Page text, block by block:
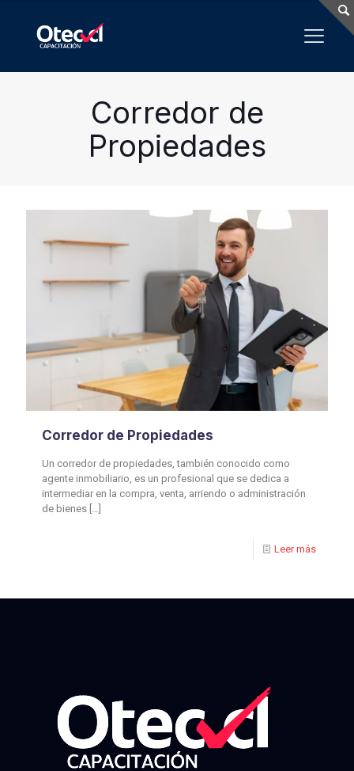
Corredor de
Propiedades
Corredor de Propiedades
Un corredor de propiedades, también conocido como
agente inmobiliario, es un profesional que se dedica a
intermediar en la compra, venta, arriendo o administración
de bienes […]
Leer más